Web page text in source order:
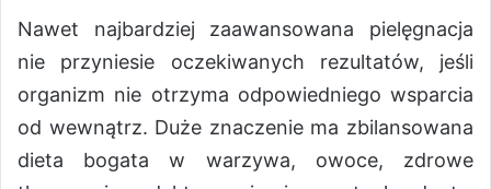
Nawet najbardziej zaawansowana pielęgnacja
nie przyniesie oczekiwanych rezultatów, jeśli
organizm nie otrzyma odpowiedniego wsparcia
od wewnątrz. Duże znaczenie ma zbilansowana
dieta bogata w warzywa, owoce, zdrowe